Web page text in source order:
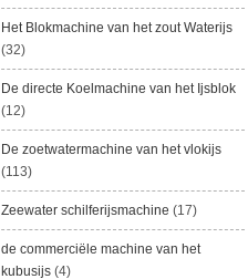
Het Blokmachine van het zout Waterijs
(32)
De directe Koelmachine van het Ijsblok
(12)
De zoetwatermachine van het vlokijs
(113)
Zeewater schilferijsmachine (17)
de commerciële machine van het
kubusijs (4)